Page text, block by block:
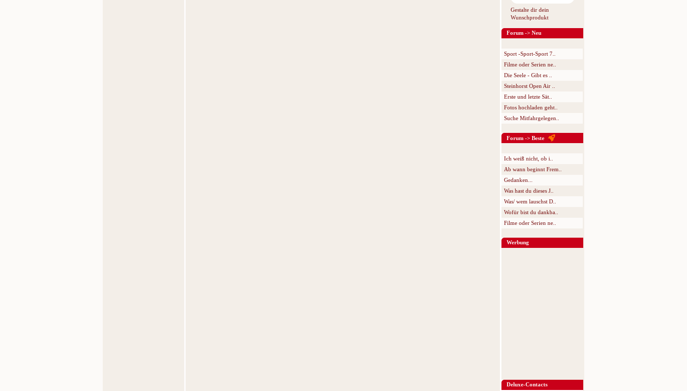
Gestalte dir dein
Wunschprodukt
Forum -> Neu
Sport -Sport-Sport 7..
Filme oder Serien ne..
Die Seele - Gibt es ..
Steinhorst Open Air ..
Erste und letzte Sät..
Fotos hochladen geht..
Suche Mitfahrgelegen..
Forum -> Beste
Ich weiß nicht, ob i..
Ab wann beginnt Frem..
Gedanken...
Was hast du dieses J..
Was/ wem lauschst D..
Wofür bist du dankba..
Filme oder Serien ne..
Werbung
Deluxe-Contacts